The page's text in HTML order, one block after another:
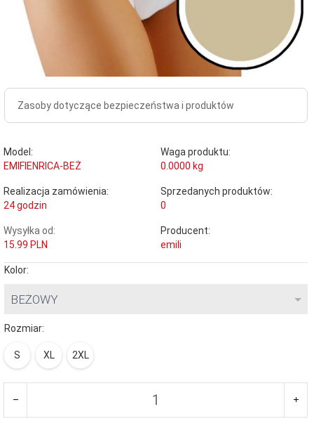
Zasoby dotyczące bezpieczeństwa i produktów
Model:
EMIFIENRICA-BEŻ
Waga produktu:
0.0000 kg
Realizacja zamówienia:
24 godzin
Sprzedanych produktów:
0
Wysyłka od:
15.99 PLN
Producent:
emili
Kolor:
BEŻOWY
Rozmiar:
S XL 2XL